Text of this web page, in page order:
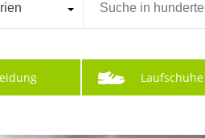
Laufschuhe